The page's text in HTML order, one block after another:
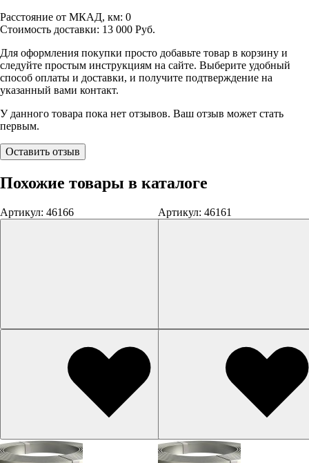
Расстояние от МКАД, км: 0
Стоимость доставки: 13 000 Руб.
Для оформления покупки просто добавьте товар в корзину и
следуйте простым инструкциям на сайте. Выберите удобный
способ оплаты и доставки, и получите подтверждение на
указанный вами контакт.
У данного товара пока нет отзывов. Ваш отзыв может стать
первым.
Оставить отзыв
Похожие товары в каталоге
Артикул: 46166 Артикул: 46161